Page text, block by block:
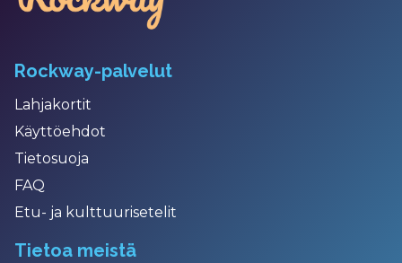
Rockway-palvelut
Lahjakortit
Käyttöehdot
Tietosuoja
FAQ
Etu- ja kulttuurisetelit
Tietoa meistä